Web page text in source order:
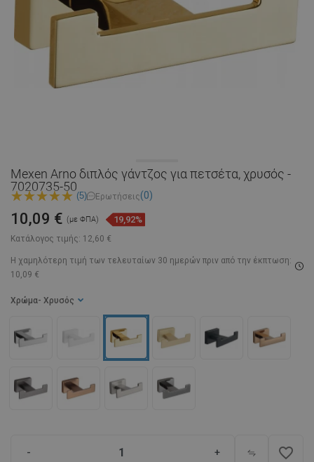
Mexen Arno διπλός γάντζος για πετσέτα, χρυσός -
7020735-50
(5) Ερωτήσεις(0)
Κατάλογος τιμής: 12,60 €
10,09 € (με ΦΠΑ) 19,92%
Η χαμηλότερη τιμή των τελευταίων 30 ημερών πριν από την έκπτωση:
10,09 €
Χρώμα - Χρυσός
- + favorite_border